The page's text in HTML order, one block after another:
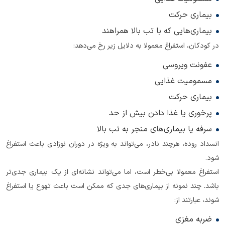
بیماری حرکت
بیماری‌هایی که با تب بالا همراهند
در کودکان، استفراغ معمولا به دلایل زیر رخ می‌دهد:
عفونت ویروسی
مسمومیت غذایی
بیماری حرکت
پرخوری یا غذا دادن بیش از حد
سرفه یا بیماری‌های منجر به تب بالا
انسداد روده، هرچند نادر، می‌تواند به ویژه در دوران نوزادی باعث استفراغ
شود.
استفراغ معمولا بی‌خطر است، اما می‌تواند نشانه‌ای از یک بیماری جدی‌تر
باشد. چند نمونه از بیماری‌های جدی که ممکن است باعث تهوع یا استفراغ
شوند، عبارتند از:
ضربه مغزی